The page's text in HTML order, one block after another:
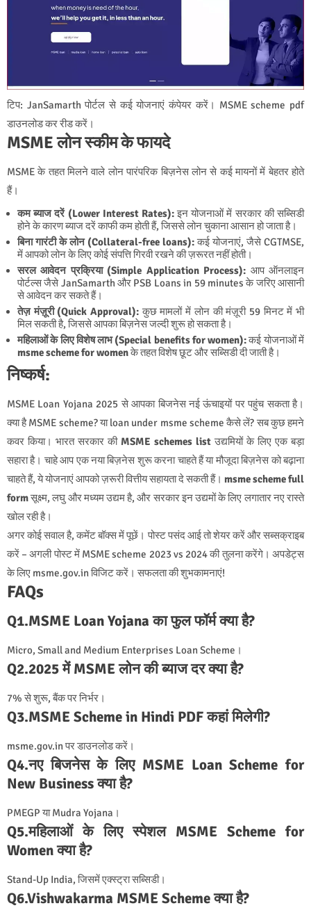
टिप: JanSamarth पोर्टल से कई योजनाएं कंपेयर करें। MSME scheme pdf
डाउनलोड कर रीड करें।
MSME लोन स्कीम के फायदे
MSME के तहत मिलने वाले लोन पारंपरिक बिज़नेस लोन से कई मायनों में बेहतर होते
हैं।
कम ब्याज दरें (Lower Interest Rates):इन योजनाओं में सरकार की सब्सिडी
होने के कारण ब्याज दरें काफी कम होती हैं, जिससे लोन चुकाना आसान हो जाता है।
बिना गारंटी के लोन (Collateral-free loans):कई योजनाएं, जैसे CGTMSE,
में आपको लोन के लिए कोई संपत्ति गिरवी रखने की ज़रूरत नहीं होती।
सरल आवेदन प्रक्रिया (Simple Application Process): आप ऑनलाइन
पोर्टल्स जैसे JanSamarth और PSB Loans in 59 minutes के जरिए आसानी
से आवेदन कर सकते हैं।
तेज़ मंज़ूरी (Quick Approval): कुछ मामलों में लोन की मंज़ूरी 59 मिनट में भी
मिल सकती है, जिससे आपका बिज़नेस जल्दी शुरू हो सकता है।
महिलाओं के लिए विशेष लाभ (Special benefits for women):कई योजनाओं में
msme scheme for womenके तहत विशेष छूट और सब्सिडी दी जाती है।
निष्कर्ष:
MSME Loan Yojana 2025 से आपका बिजनेस नई ऊंचाइयों पर पहुंच सकता है।
क्या है MSME scheme? या loan under msme scheme कैसे लें? सब कुछ हमने
कवर किया। भारत सरकार की MSME schemes list उद्यमियों के लिए एक बड़ा
सहारा है। चाहे आप एक नया बिज़नेस शुरू करना चाहते हैं या मौजूदा बिज़नेस को बढ़ाना
चाहते हैं, ये योजनाएं आपको ज़रूरी वित्तीय सहायता दे सकती हैं। msme scheme full
formसूक्ष्म, लघु और मध्यम उद्यम है, और सरकार इन उद्यमों के लिए लगातार नए रास्ते
खोल रही है।
अगर कोई सवाल है, कमेंट बॉक्स में पूछें। पोस्ट पसंद आई तो शेयर करें और सब्सक्राइब
करें – अगली पोस्ट में MSME scheme 2023 vs 2024 की तुलना करेंगे। अपडेट्स
के लिए msme.gov.in विजिट करें। सफलता की शुभकामनाएं!
FAQs
Q1.MSME Loan Yojana का फुल फॉर्म क्या है?
Micro, Small and Medium Enterprises Loan Scheme।
Q2.2025 में MSME लोन की ब्याज दर क्या है?
7% से शुरू, बैंक पर निर्भर।
Q3.MSME Scheme in Hindi PDF कहां मिलेगी?
msme.gov.in पर डाउनलोड करें।
Q4.नए बिजनेस के लिए MSME Loan Scheme for
New Business क्या है?
PMEGP या Mudra Yojana।
Q5.महिलाओं के लिए स्पेशल MSME Scheme for
Women क्या है?
Stand-Up India, जिसमें एक्स्ट्रा सब्सिडी।
Q6.Vishwakarma MSME Scheme क्या है?